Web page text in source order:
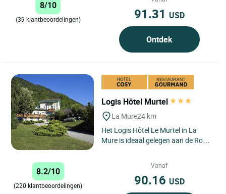
8/10
(39 klantbeoordelingen) 91.31 USD
Ontdek
Logis Hôtel Murtel
La Mure24 km
Het Logis Hôtel Le Murtel in La
Mure is ideaal gelegen aan de Route
8.2/10
(220 klantbeoordelingen)
Vanaf
90.16 USD